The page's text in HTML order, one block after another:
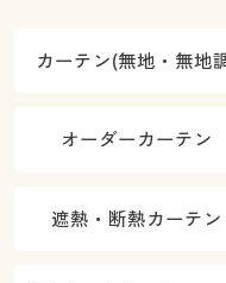
カーテン(無地・無地
オーダーカーテン
遮熱・断熱カーテン